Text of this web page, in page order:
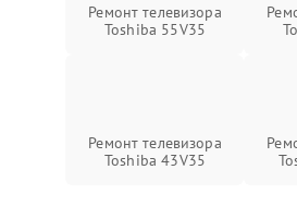
Ремонт телевизора
Toshiba 55V35
Ремонт телевизора
Toshiba 43V35